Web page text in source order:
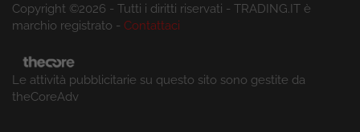
Copyright ©2026 - Tutti i diritti riservati - TRADING.IT è
marchio registrato - Contattaci
Le attività pubblicitarie su questo sito sono gestite da
theCoreAdv